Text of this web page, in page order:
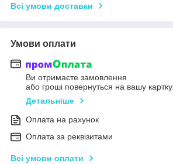
Всі умови доставки
Умови оплати
Ви отримаєте замовлення
або гроші повернуться на вашу картку
Детальніше
Оплата на рахунок
Оплата за реквізитами
Всі умови оплати